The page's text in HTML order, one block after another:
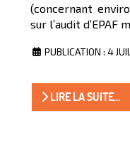
(concernant
sur l’audit d’EPAF
PUBLICATION : 4
LIRE LA SUITE...